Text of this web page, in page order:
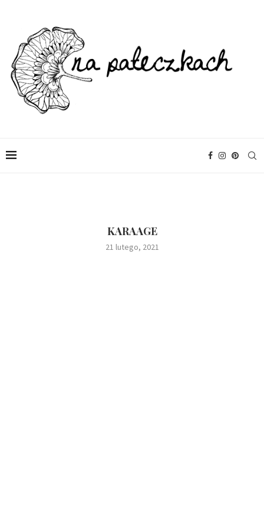
KARAAGE
21 lutego, 2021